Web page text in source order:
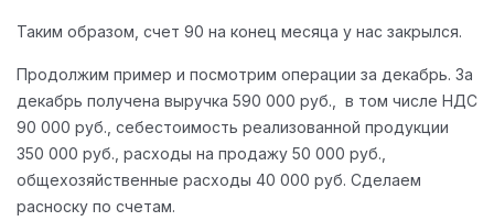
Таким образом, счет 90 на конец месяца у нас закрылся.
Продолжим пример и посмотрим операции за декабрь. За
декабрь получена выручка 590 000 руб., в том числе НДС
90 000 руб., себестоимость реализованной продукции
350 000 руб., расходы на продажу 50 000 руб.,
общехозяйственные расходы 40 000 руб. Сделаем
расноску по счетам.